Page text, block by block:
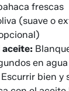
frescas
(suave o
aceite:
en
bien y